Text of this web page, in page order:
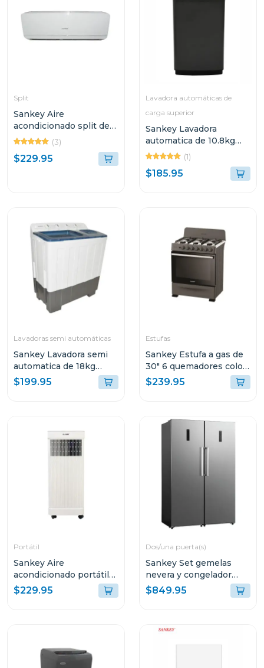
Split
Sankey Aire
acondicionado split de
12000btu inverter id5
(3)
$229.95
Lavadora automáticas de
carga superior
Sankey Lavadora
automatica de 10.8kg
wma1090(1)
$185.95
Lavadoras semi automáticas
Sankey Lavadora semi
automatica de 18kg
blanca wm1867
$199.95
Estufas
Sankey Estufa a gas de
30" 6 quemadores color
negra
$239.95
Portátil
Sankey Aire
acondicionado portátil
de 8500btu r32 blanco
$229.95
Dos/una puerta(s)
Sankey Set gemelas
nevera y congelador
inverter rf13c/rff10c
$849.95